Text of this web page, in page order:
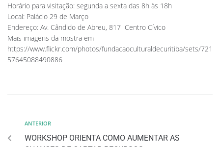
Horário para visitação: segunda a sexta das 8h às 18h
Local: Palácio 29 de Março
Endereço: Av. Cândido de Abreu, 817  Centro Cívico
Mais imagens da mostra em
https://www.flickr.com/photos/fundacaoculturaldecuritiba/sets/721
57645088490886
ANTERIOR
WORKSHOP ORIENTA COMO AUMENTAR AS